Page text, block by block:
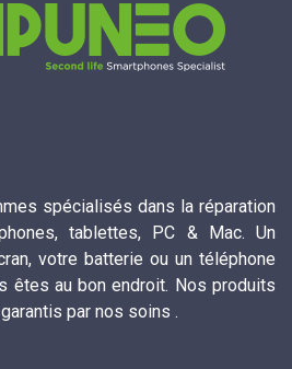
spécialisés dans la réparation
tablettes, PC & Mac. Un
votre batterie ou un téléphone
êtes au bon endroit. Nos produits
par nos soins .